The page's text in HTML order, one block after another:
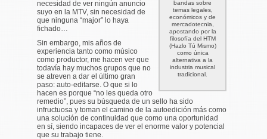
bandas sobre
temas legales,
económicos y de
mercadotecnia,
apostando por la
filosofía del HTM
(Hazlo Tú Mismo)
como única
alternativa a la
industria musical
tradicional.
necesidad de ver ningún anuncio
suyo en la MTV, sin necesidad de
que ninguna “major” lo haya
fichado…
Sin embargo, mis años de
experiencia tanto como músico
como productor, me hacen ver que
todavía hay muchos grupos que no
se atreven a dar el último gran
paso: auto-editarse. O que si lo
hacen es porque “no les queda otro
remedio”, pues su búsqueda de un sello ha sido
infructuosa y toman el camino de la autoedición más como
una solución de continuidad que como una oportunidad
en sí, siendo incapaces de ver el enorme valor y potencial
que su trabajo tiene.